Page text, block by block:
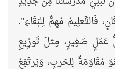
فَالتَّعلِيمُ مُهِمٌّ لِلبَقَاءِ".
عَمَلٍ صَغِيرٍ، مِثلَ تَوزِيعِ
مُقَاوَمَةٌ لِلحَربِ، وَيَرتَفِعُ